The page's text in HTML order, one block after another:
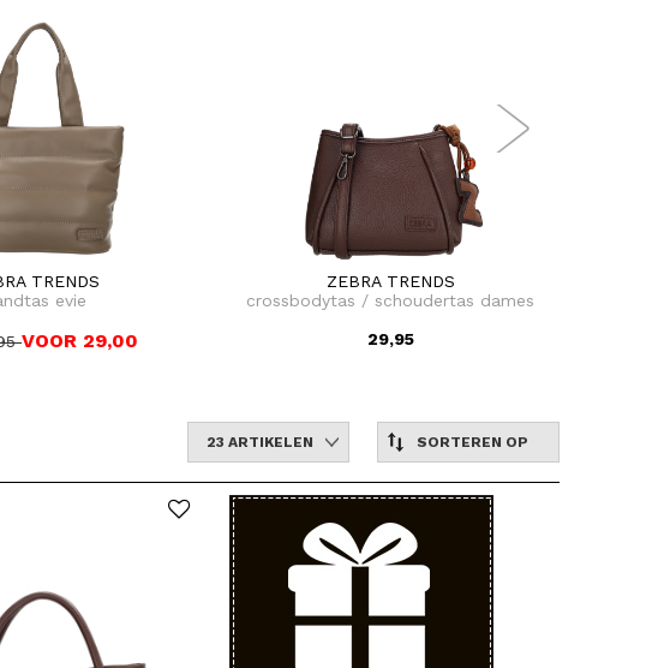
TRENDS
evie
VOOR 29,00
ZEBRA TRENDS
crossbodytas / schoudertas dames
29,95
SORTEREN OP
23 ARTIKELEN